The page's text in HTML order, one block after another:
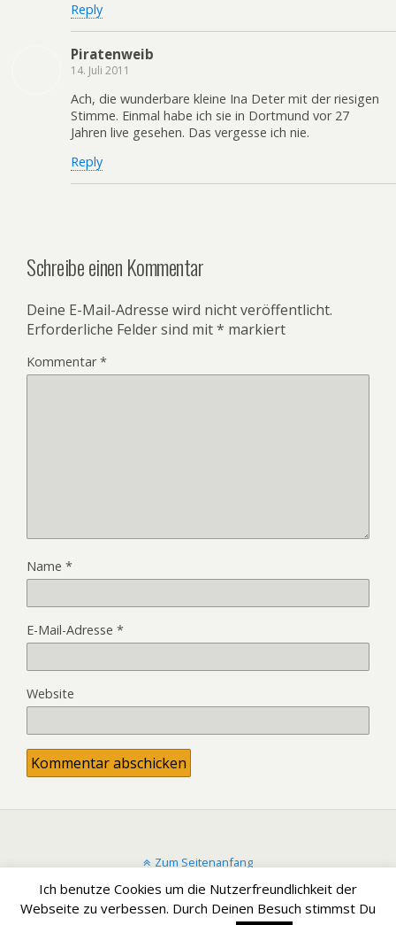
Reply
Piratenweib
14. Juli 2011
Ach, die wunderbare kleine Ina Deter mit der riesigen
Stimme. Einmal habe ich sie in Dortmund vor 27
Jahren live gesehen. Das vergesse ich nie.
Reply
Schreibe einen Kommentar
Deine E-Mail-Adresse wird nicht veröffentlicht.
Erforderliche Felder sind mit* markiert
Kommentar*
Name *
E-Mail-Adresse *
Website
Zum Seitenanfang
Mobil Desktop
Ich benutze Cookies um die Nutzerfreundlichkeit der
Webseite zu verbessen. Durch Deinen Besuch stimmst Du